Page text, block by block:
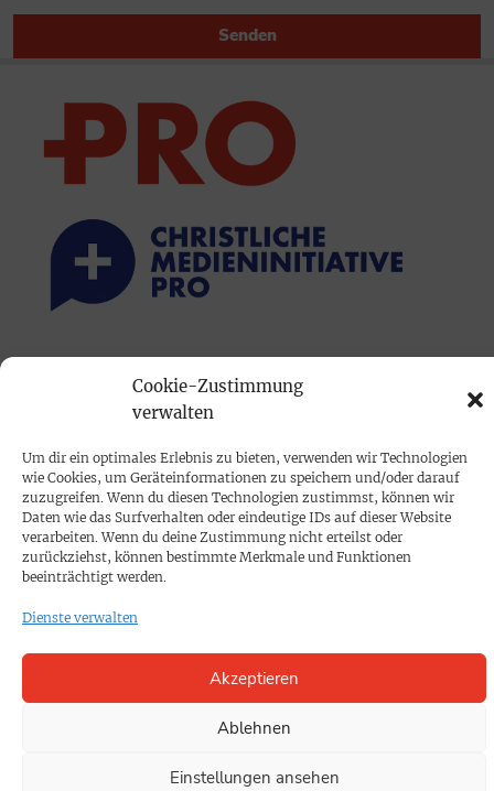
Cookie-Zustimmung
verwalten
Um dir ein optimales Erlebnis zu bieten, verwenden wir Technologien
wie Cookies, um Geräteinformationen zu speichern und/oder darauf
zuzugreifen. Wenn du diesen Technologien zustimmst, können wir
Daten wie das Surfverhalten oder eindeutige IDs auf dieser Website
verarbeiten. Wenn du deine Zustimmung nicht erteilst oder
zurückziehst, können bestimmte Merkmale und Funktionen
beeinträchtigt werden.
Dienste verwalten
Akzeptieren
Ablehnen
Einstellungen ansehen
Senden
Mediadaten
PROKOMPAKT
Impressum
SPENDEN
Cookie-Richtlinie